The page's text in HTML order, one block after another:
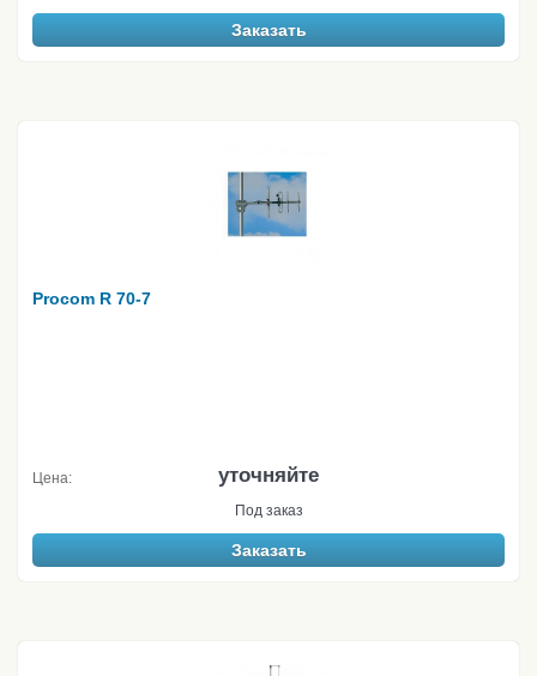
Заказать
Procom R 70-7
Цена: уточняйте
Под заказ
Заказать